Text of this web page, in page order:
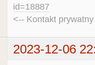
id=18887
<-- Kontakt
2023-12-06